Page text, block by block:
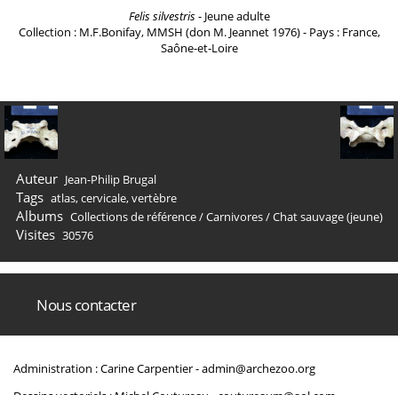
Felis silvestris- Jeune adulte
Collection : M.F.Bonifay, MMSH (don M. Jeannet 1976) - Pays : France,
Saône-et-Loire
Auteur Jean-Philip Brugal
Tags atlas,cervicale,vertèbre
Albums Collections de référence/Carnivores/Chat sauvage (jeune)
Visites 30576
Nous contacter
Administration : Carine Carpentier -admin@archezoo.org